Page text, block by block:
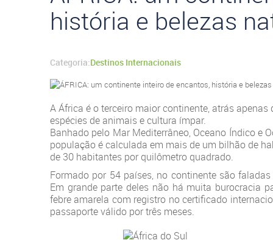
história e belezas
Categoria:Destinos Internacionais
A África é o terceiro maior continente, atrás
espécies de animais e cultura ímpar.
Banhado pelo Mar Mediterrâneo, Oceano Índico e
população é calculada em mais de um bilhão de
de 30 habitantes por quilômetro quadrado.
Formado por 54 países, no continente são
Em grande parte deles não há muita burocracia
febre amarela com registro no certificado
passaporte válido por três meses.